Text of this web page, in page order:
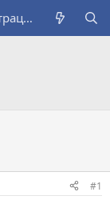
Регистрация
#1